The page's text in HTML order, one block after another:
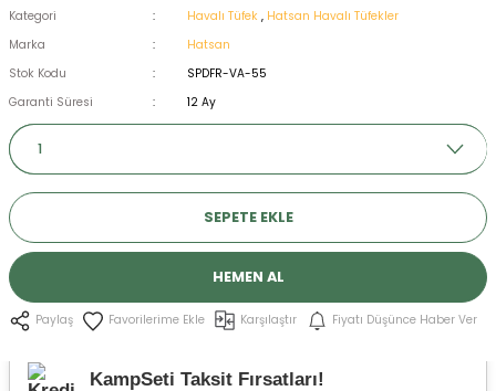
Kategori Havalı Tüfek , Hatsan Havalı Tüfekler
Marka
Hatsan
Stok Kodu
SPDFR-VA-55
Garanti Süresi
12 Ay
SEPETE EKLE
HEMEN AL
Paylaş Karşılaştır Fiyatı Düşünce Haber Ver
KampSeti Taksit Fırsatları!